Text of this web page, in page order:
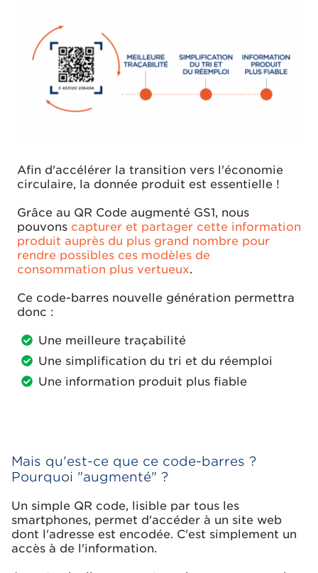
Afin d'accélérer la transition vers l'économie
circulaire, la donnée produit est essentielle !
Grâce au QR Code augmenté GS1, nous
pouvons capturer et partager cette information
produit auprès du plus grand nombre pour
rendre possibles ces modèles de
consommation plus vertueux.
Ce code-barres nouvelle génération permettra
donc :
Une meilleure traçabilité
Une simplification du tri et du réemploi
Une information produit plus fiable
Mais qu'est-ce que ce code-barres ?
Pourquoi "augmenté" ?
Un simple QR code, lisible par tous les
smartphones, permet d'accéder à un site web
dont l'adresse est encodée. C'est simplement un
accès à de l'information.